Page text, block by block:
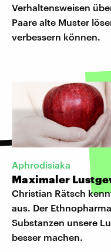
Verhaltensweisen
Paare alte Muster
verbessern können.
Aphrodisiaka
Maximaler
Christian Rätsch
aus. Der
Substanzen unsere
besser machen.